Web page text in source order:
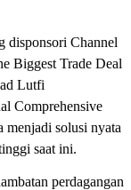
disponsori Channel
Biggest Trade Deal
Lutfi
Comprehensive
menjadi solusi nyata
saat ini.
perdagangan